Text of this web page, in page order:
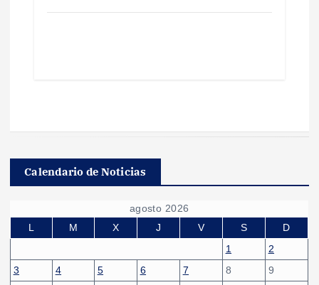
Calendario de Noticias
agosto 2026
L
M X J V S
D
1
2
3
4 5 6 7 8
9